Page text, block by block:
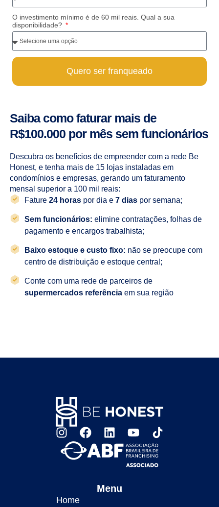
O investimento mínimo é de 60 mil reais. Qual a sua
disponibilidade?
Quero ser franqueado
Saiba como faturar mais de
R$100.000 por mês sem funcionários
Descubra os benefícios de empreender com a rede Be
Honest, e tenha mais de 15 lojas instaladas em
condomínios e empresas, gerando um faturamento
mensal superior a 100 mil reais:
Fature 24 horas por dia e 7 dias por semana;
Sem funcionários: elimine contratações, folhas de
pagamento e encargos trabalhista;
Baixo estoque e custo fixo: não se preocupe com
centro de distribuição e estoque central;
Conte com uma rede de parceiros de
supermercados referência em sua região
Menu
Home